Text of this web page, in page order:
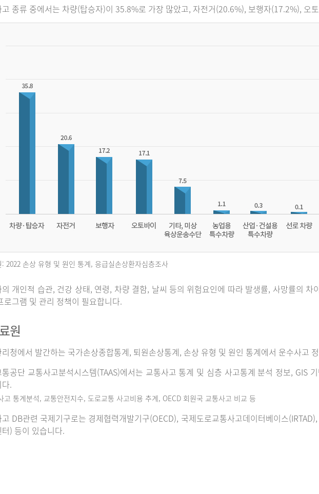
종류 중에서는 차량(탑승자)이 35.8%로 가장 많았고, 자전거(20.6%), 보행자(17.2%), 오
2022 손상 유형 및 원인 통계, 응급실손상환자심층조사
개인적 습관, 건강 상태, 연령, 차량 결함, 날씨 등의 위험요인에 따라 발생률, 사망률의 차
로그램 및 관리 정책이 필요합니다.
원
청에서 발간하는 국가손상종합통계, 퇴원손상통계, 손상 유형 및 원인 통계에서 운수사고
공단 교통사고분석시스템(TAAS)에서는 교통사고 통계 및 심층 사고통계 분석 정보, GIS
.
고 통계분석, 교통안전지수, 도로교통 사고비용 추계, OECD 회원국 교통사고 비교 등
DB관련 국제기구로는 경제협력개발기구(OECD), 국제도로교통사고데이터베이스
) 등이 있습니다.